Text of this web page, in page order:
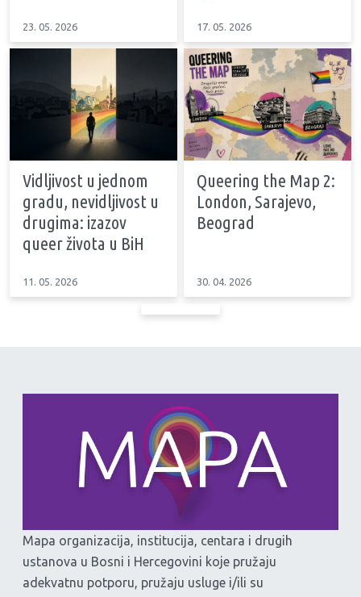
23. 05. 2026 17. 05. 2026
Vidljivost u jednom
gradu, nevidljivost u
drugima: izazov
queer života u BiH
11. 05. 2026
Queering the Map 2:
London, Sarajevo,
Beograd
30. 04. 2026
Mapa organizacija, institucija, centara i drugih
ustanova u Bosni i Hercegovini koje pružaju
adekvatnu potporu, pružaju usluge i/ili su